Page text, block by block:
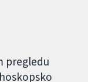
pregledu